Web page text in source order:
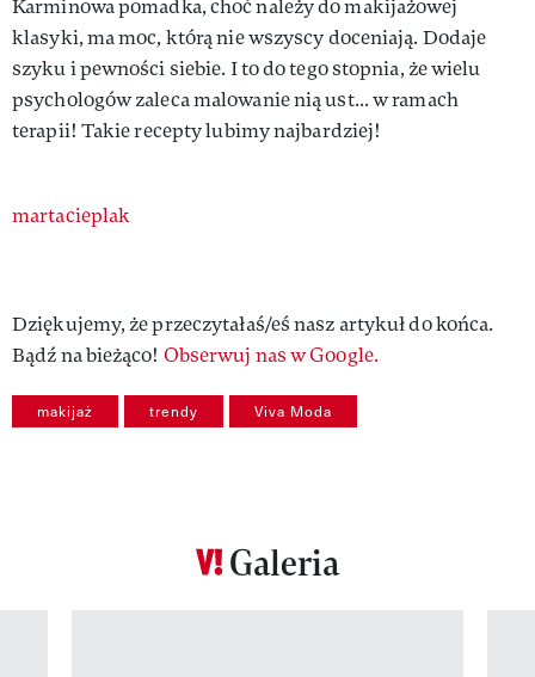
Karminowa pomadka, choć należy do makijażowej
klasyki, ma moc, którą nie wszyscy doceniają. Dodaje
szyku i pewności siebie. I to do tego stopnia, że wielu
psychologów zaleca malowanie nią ust... w ramach
terapii! Takie recepty lubimy najbardziej!
Authors
martacieplak
Dziękujemy, że przeczytałaś/eś nasz artykuł do końca.
Bądź na bieżąco! Obserwuj nas w Google.
makijaż trendy Viva Moda
Galeria